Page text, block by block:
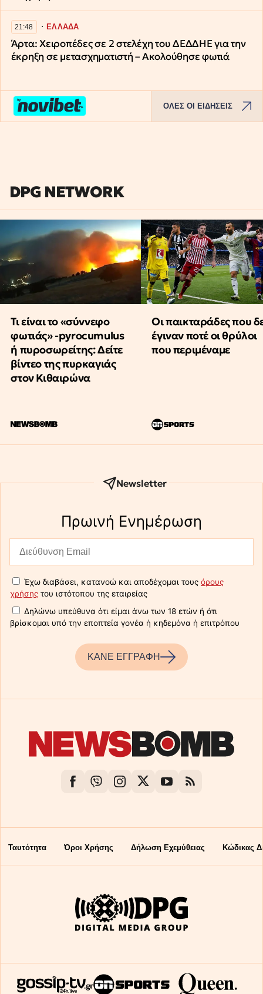
21:48 ∙ΕΛΛΑΔΑ
Άρτα: Χειροπέδες σε 2 στελέχη του ΔΕΔΔΗΕ για την
έκρηξη σε μετασχηματιστή – Ακολούθησε φωτιά
ΟΛΕΣ ΟΙ ΕΙΔΗΣΕΙΣ
DPG NETWORK
Τι είναι το «σύννεφο
φωτιάς» -pyrocumulus
ή πυροσωρείτης: Δείτε
βίντεο της πυρκαγιάς
στον Κιθαιρώνα
Οι παικταράδες που
έγιναν ποτέ οι θρύλοι
που περιμέναμε
Newsletter
Πρωινή Eνημέρωση
Έχω διαβάσει, κατανοώ και αποδέχομαι τους όρους
χρήσης του ιστότοπου της εταιρείας
Δηλώνω υπεύθυνα ότι είμαι άνω των 18 ετών ή ότι
βρίσκομαι υπό την εποπτεία γονέα ή κηδεμόνα ή επιτρόπου
ΚΑΝΕ ΕΓΓΡΑΦΗ
Ταυτότητα Όροι Χρήσης Δήλωση Εχεμύθειας Κώδικας